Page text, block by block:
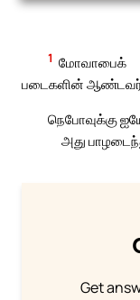
1 மோவாபைக்
படைகளின் ஆண்டவர்
நெபோவுக்கு
அது
Get